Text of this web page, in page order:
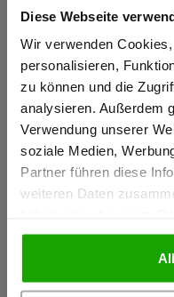
Diese Webseite
Wir verwenden
personalisieren,
zu können und die
analysieren. Außerdem
Verwendung unserer
soziale Medien,
Partner führen diese
weiteren Daten
gesammelt haben.
WARNSCHUTZ SHORTS 2-
WEGE-STRETCH
95,14 €
EN 20471 KLASSE 2
Ich bestätige, dass
Preise